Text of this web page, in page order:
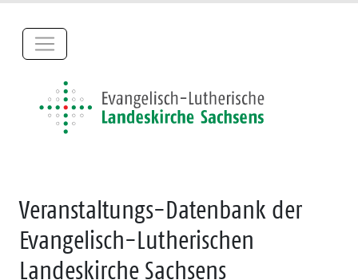
Veranstaltungs-Datenbank der
Evangelisch-Lutherischen
Landeskirche Sachsens